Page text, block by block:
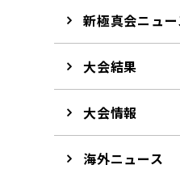
新極真会ニュー
大会結果
大会情報
海外ニュース